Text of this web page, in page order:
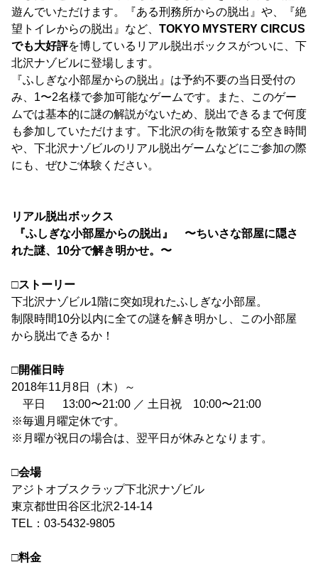
遊んでいただけます。『ある刑務所からの脱出』や、『絶
望トイレからの脱出』など、 TOKYO MYSTERY CIRCUS
でも大好評を博しているリアル脱出ボックスがついに、下
北沢ナゾビルに登場します。
『ふしぎな小部屋からの脱出』は予約不要の当日受付の
み、1〜2名様で参加可能なゲームです。また、このゲー
ムでは基本的に謎の解説がないため、脱出できるまで何度
も参加していただけます。下北沢の街を散策する空き時間
や、下北沢ナゾビルのリアル脱出ゲームなどにご参加の際
にも、ぜひご体験ください。
リアル脱出ボックス
『ふしぎな小部屋からの脱出』 〜ちいさな部屋に隠さ
れた謎、10分で解き明かせ。〜
□ストーリー
下北沢ナゾビル1階に突如現れたふしぎな小部屋。
制限時間10分以内に全ての謎を解き明かし、この小部屋
から脱出できるか！
□開催日時
2018年11月8日（木）～
平日 13:00〜21:00 ／ 土日祝 10:00〜21:00
※毎週月曜定休です。
※月曜が祝日の場合は、翌平日が休みとなります。
□会場
アジトオブスクラップ下北沢ナゾビル
東京都世田谷区北沢2-14-14
TEL：03-5432-9805
□料金